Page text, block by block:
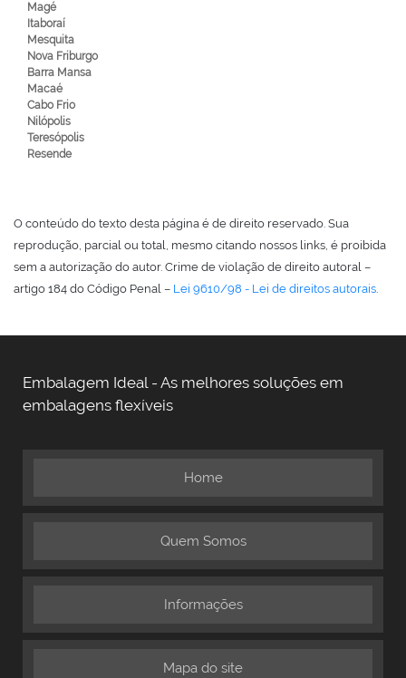
Magé
Itaboraí
Mesquita
Nova Friburgo
Barra Mansa
Macaé
Cabo Frio
Nilópolis
Teresópolis
Resende
O conteúdo do texto desta página é de direito reservado. Sua
reprodução, parcial ou total, mesmo citando nossos links, é proibida
sem a autorização do autor. Crime de violação de direito autoral –
artigo 184 do Código Penal – Lei 9610/98 - Lei de direitos autorais.
Embalagem Ideal - As melhores soluções em
embalagens flexíveis
Home
Quem Somos
Informações
Mapa do site